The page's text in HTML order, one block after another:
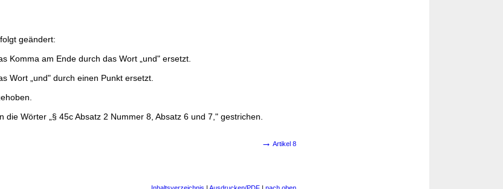
geändert:
Komma am Ende durch das Wort „und" ersetzt.
Wort „und" durch einen Punkt ersetzt.
die Wörter „§ 45c Absatz 2 Nummer 8, Absatz 6 und 7," gestrichen.
→ Artikel 8